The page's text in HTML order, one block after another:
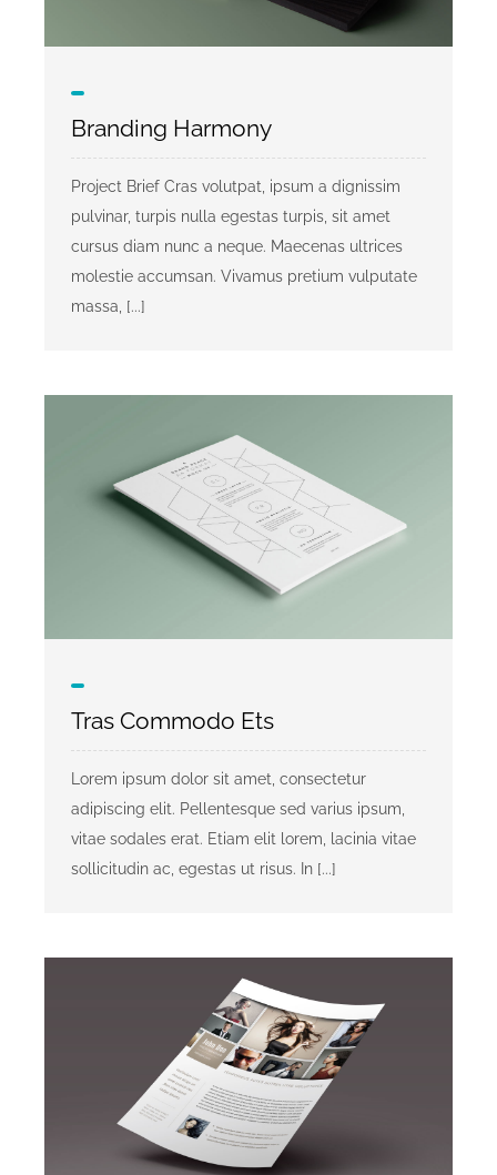
Branding Harmony
Project Brief Cras volutpat, ipsum a dignissim
pulvinar, turpis nulla egestas turpis, sit amet
cursus diam nunc a neque. Maecenas ultrices
molestie accumsan. Vivamus pretium vulputate
massa, [...]
Tras Commodo Ets
Lorem ipsum dolor sit amet, consectetur
adipiscing elit. Pellentesque sed varius ipsum,
vitae sodales erat. Etiam elit lorem, lacinia vitae
sollicitudin ac, egestas ut risus. In [...]